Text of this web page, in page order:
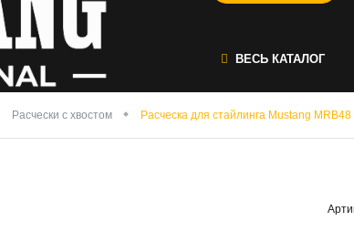
ВЕСЬ КАТАЛОГ
Расчески с хвостом Расческа для стайлинга Mustang